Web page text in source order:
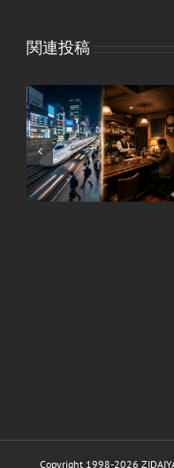
関連投稿
タンカレーNo.10
ンフリオのカクテ
ェア開催中 – 全店
Copyright 1998-2026